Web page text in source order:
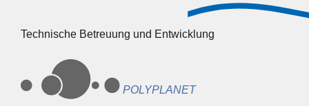
Technische Betreuung und Entwicklung
POLYPLANET